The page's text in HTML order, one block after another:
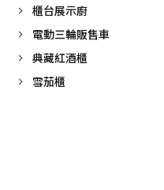
櫃台展示廚
電動三輪販售車
典藏紅酒櫃
雪茄櫃